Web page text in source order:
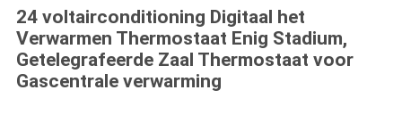
24 voltairconditioning Digitaal het
Verwarmen Thermostaat Enig Stadium,
Getelegrafeerde Zaal Thermostaat voor
Gascentrale verwarming